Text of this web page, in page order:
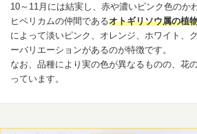
10～11月には結実し、赤や濃いピンク色のか
ヒペリカムの仲間であるオトギリソウ属の植
によって淡いピンク、オレンジ、ホワイト、
ーバリエーションがあるのが特徴です。
なお、品種により実の色が異なるものの、花
っています。